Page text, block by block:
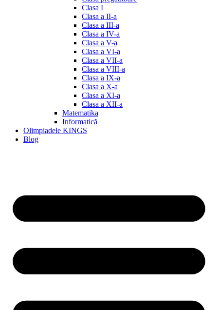
Clasa I
Clasa a II-a
Clasa a III-a
Clasa a IV-a
Clasa a V-a
Clasa a VI-a
Clasa a VII-a
Clasa a VIII-a
Clasa a IX-a
Clasa a X-a
Clasa a XI-a
Clasa a XII-a
Matematika
Informatică
Olimpiadele KINGS
Blog